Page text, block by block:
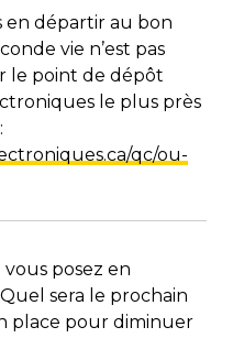
en départir au bon
vie n’est pas
le point de dépôt
le plus près
qc/ou-
vous posez en
sera le prochain
place pour diminuer